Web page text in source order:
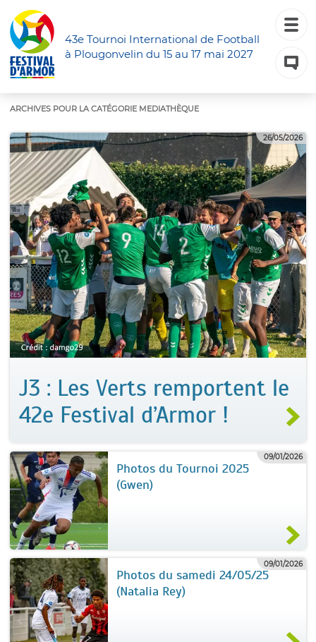
43e Tournoi International de Football
à Plougonvelin du 15 au 17 mai 2027
ARCHIVES POUR LA CATÉGORIE MEDIATHÈQUE
26/05/2026
J3 : Les Verts remportent le
42e Festival d’Armor !
09/01/2026
Photos du Tournoi 2025
(Gwen)
09/01/2026
Photos du samedi 24/05/25
(Natalia Rey)